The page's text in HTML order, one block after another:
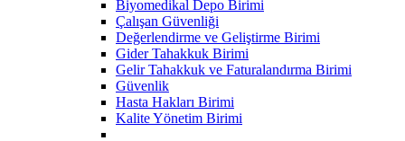
Biyomedikal Depo Birimi
Çalışan Güvenliği
Değerlendirme ve Geliştirme Birimi
Gider Tahakkuk Birimi
Gelir Tahakkuk ve Faturalandırma Birimi
Güvenlik
Hasta Hakları Birimi
Kalite Yönetim Birimi